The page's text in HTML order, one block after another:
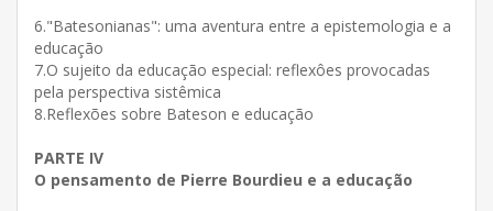
6."Batesonianas": uma aventura entre a epistemologia e a
educação
7.O sujeito da educação especial: reflexôes provocadas
pela perspectiva sistêmica
8.Reflexões sobre Bateson e educação
PARTE IV
O pensamento de Pierre Bourdieu e a educação